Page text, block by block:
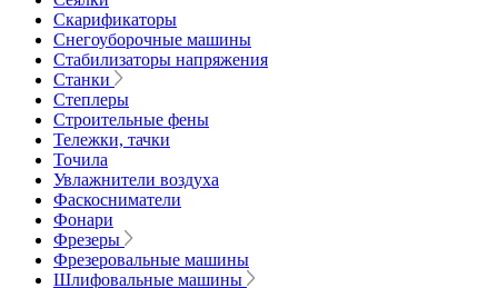
Скарификаторы
Снегоуборочные машины
Стабилизаторы напряжения
Станки
Степлеры
Строительные фены
Тележки, тачки
Точила
Увлажнители воздуха
Фаскосниматели
Фонари
Фрезеры
Фрезеровальные машины
Шлифовальные машины